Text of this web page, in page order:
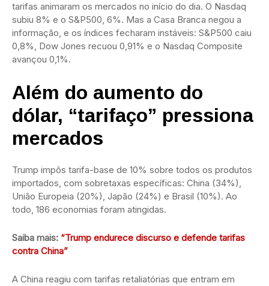
tarifas animaram os mercados no início do dia. O Nasdaq
subiu 8% e o S&P500, 6%. Mas a Casa Branca negou a
informação, e os índices fecharam instáveis: S&P500 caiu
0,8%, Dow Jones recuou 0,91% e o Nasdaq Composite
avançou 0,1%.
Além do aumento do
dólar, “tarifaço” pressiona
mercados
Trump impôs tarifa-base de 10% sobre todos os produtos
importados, com sobretaxas específicas: China (34%),
União Europeia (20%), Japão (24%) e Brasil (10%). Ao
todo, 186 economias foram atingidas.
Saiba mais: “Trump endurece discurso e defende tarifas
contra China”
A China reagiu com tarifas retaliatórias que entram em